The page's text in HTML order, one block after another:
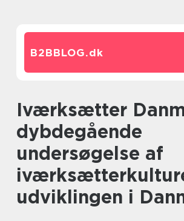
B2BBLOG.dk
Iværksætter Danmark: En
dybdegående
undersøgelse af
udviklingen i